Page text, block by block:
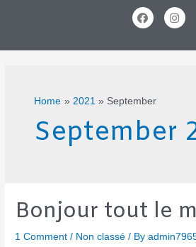
Home 2021 September
September
Bonjour tout le
1 Comment / Non classé / By